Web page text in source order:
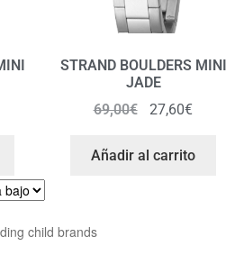
STRAND BOULDERS MINI
JADE
69,00€ 27,60€
Añadir al carrito
child brands